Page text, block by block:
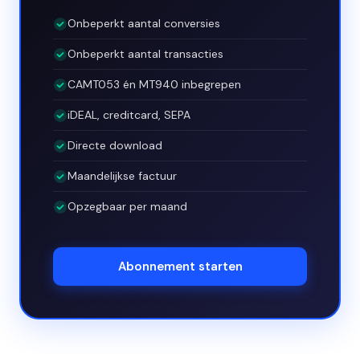
Onbeperkt aantal conversies
Onbeperkt aantal transacties
CAMT053 én MT940 inbegrepen
iDEAL, creditcard, SEPA
Directe download
Maandelijkse factuur
Opzegbaar per maand
Abonnement starten